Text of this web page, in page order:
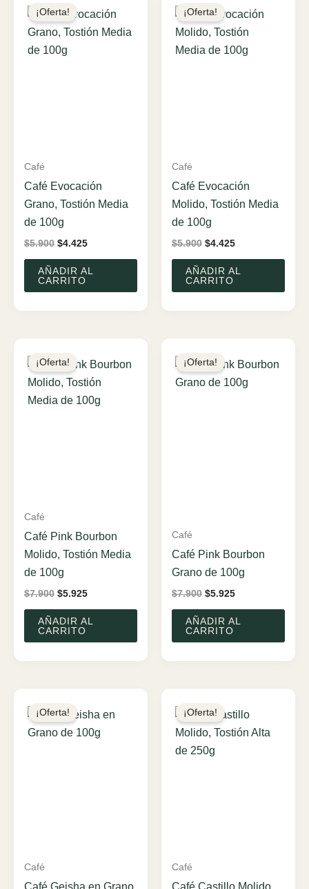
¡Oferta!
Café
Café Evocación
Grano, Tostión Media
de 100g
$5.900 El
original
era:
$5.900.
$4.425El
actual
$4.425.
AÑADIR AL
CARRITO
¡Oferta!
Café
Café Evocación
Molido, Tostión Media
de 100g
$5.900 El
original
era:
$5.900.
$4.425El
actual
$4.425.
AÑADIR AL
CARRITO
¡Oferta!
Café
Café Pink Bourbon
Molido, Tostión Media
de 100g
$7.900 El
original
era:
$7.900.
$5.925El
actual
$5.925.
AÑADIR AL
CARRITO
¡Oferta!
Café
Café Pink Bourbon
Grano de 100g
$7.900 El
original
era:
$7.900.
$5.925El
actual
$5.925.
AÑADIR AL
CARRITO
¡Oferta!
Café
Café Geisha en Grano
¡Oferta!
Café
Café Castillo Molido,